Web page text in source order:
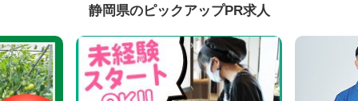
静岡県のピックアップPR求人